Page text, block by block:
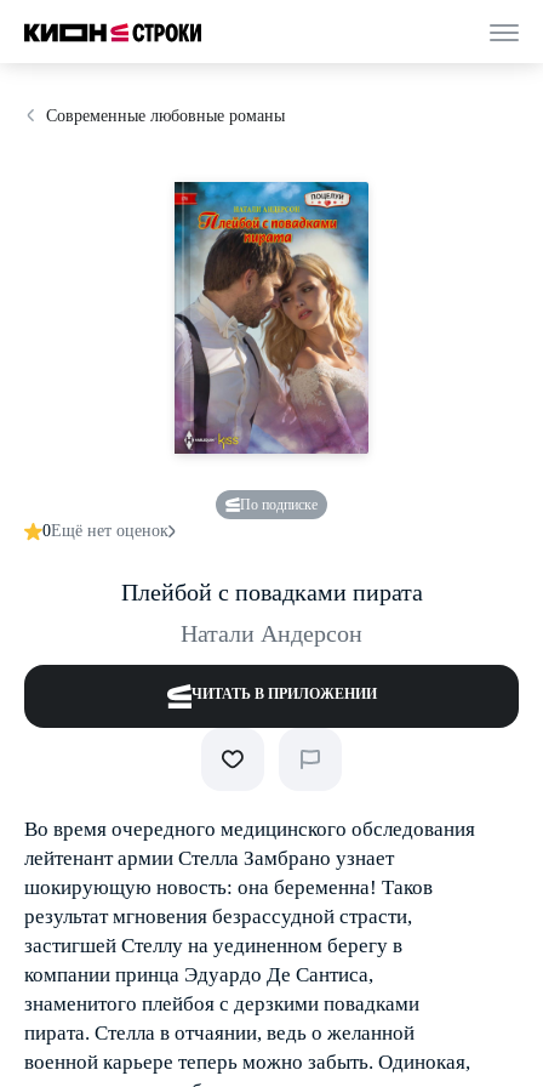
Современные любовные романы
По подписке
0Ещё нет оценок
Плейбой с повадками пирата
Натали Андерсон
ЧИТАТЬ В ПРИЛОЖЕНИИ
Во время очередного медицинского обследования
лейтенант армии Стелла Замбрано узнает
шокирующую новость: она беременна! Таков
результат мгновения безрассудной страсти,
застигшей Стеллу на уединенном берегу в
компании принца Эдуардо Де Сантиса,
знаменитого плейбоя с дерзкими повадками
пирата. Стелла в отчаянии, ведь о желанной
военной карьере теперь можно забыть. Одинокая,